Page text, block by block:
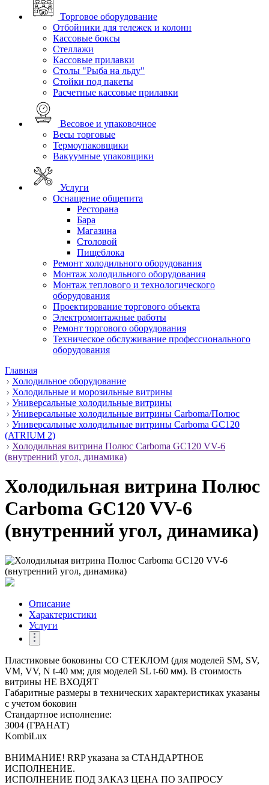
Торговое оборудование
Отбойники для тележек и колонн
Кассовые боксы
Стеллажи
Кассовые прилавки
Столы "Рыба на льду"
Стойки под пакеты
Расчетные кассовые прилавки
Весовое и упаковочное
Весы торговые
Термоупаковщики
Вакуумные упаковщики
Услуги
Оснащение общепита
Ресторана
Бара
Магазина
Столовой
Пищеблока
Ремонт холодильного оборудования
Монтаж холодильного оборудования
Монтаж теплового и технологического
оборудования
Проектирование торгового объекта
Электромонтажные работы
Ремонт торгового оборудования
Техническое обслуживание профессионального
оборудования
Главная
Холодильное оборудование
Холодильные и морозильные витрины
Универсальные холодильные витрины
Универсальные холодильные витрины Carboma/Полюс
Универсальные холодильные витрины Carboma GC120
(ATRIUM 2)
Холодильная витрина Полюс Carboma GC120 VV-6
(внутренний угол, динамика)
Холодильная витрина Полюс
Carboma GC120 VV-6
(внутренний угол, динамика)
Описание
Характеристики
Услуги
Пластиковые боковины СО СТЕКЛОМ (для моделей SM, SV,
VM, VV, N t-40 мм; для моделей SL t-60 мм). В стоимость
витрины НЕ ВХОДЯТ
Габаритные размеры в технических характеристиках указаны
с учетом боковин
Стандартное исполнение:
3004 (ГРАНАТ)
KombiLux
ВНИМАНИЕ! RRP указана за СТАНДАРТНОЕ
ИСПОЛНЕНИЕ.
ИСПОЛНЕНИЕ ПОД ЗАКАЗ ЦЕНА ПО ЗАПРОСУ